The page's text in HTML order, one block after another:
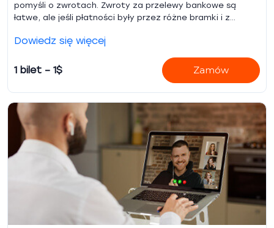
pomyśli o zwrotach. Zwroty za przelewy bankowe są
łatwe, ale jeśli płatności były przez różne bramki i z
dokonać zwrotu częściowego lub całości. Wymagamy
zwrócić płatność, jeśli minęło mniej niż 6 miesięcy od
Dowiedz się więcej
1 bilet – 1$ Zamów